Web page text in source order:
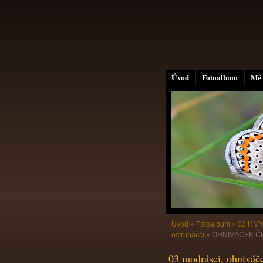
Úvod Fotoalbum
Úvod » Fotoalbum » 02
ostruháčci » OHNIVÁČEK
03 modrásci,